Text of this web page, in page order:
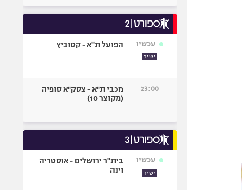
עכשיו
ישיר
הפועל ת"א - קטוביץ
23:00
מכבי ת"א - צסק"א סופיה
(מקוצר 10)
עכשיו
ישיר
בית"ר ירושלים - אוסטריה
וינה